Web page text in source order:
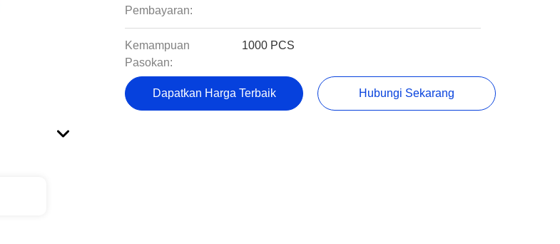
Pembayaran:
Kemampuan
Pasokan:
1000 PCS
Dapatkan Harga Terbaik Hubungi Sekarang